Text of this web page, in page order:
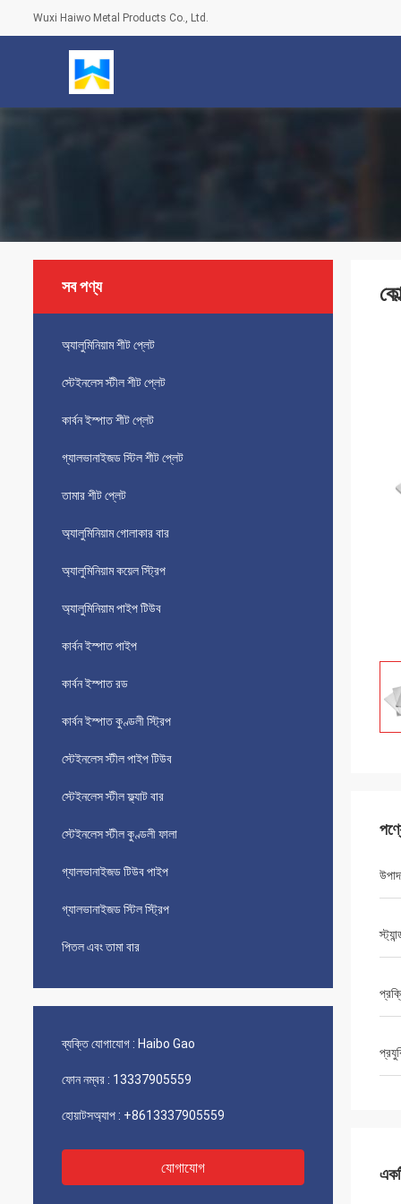
Wuxi Haiwo Metal Products Co., Ltd.
সব পণ্য
অ্যালুমিনিয়াম শীট প্লেট
স্টেইনলেস স্টীল শীট প্লেট
কার্বন ইস্পাত শীট প্লেট
গ্যালভানাইজড স্টিল শীট প্লেট
তামার শীট প্লেট
অ্যালুমিনিয়াম গোলাকার বার
অ্যালুমিনিয়াম কয়েল স্ট্রিপ
অ্যালুমিনিয়াম পাইপ টিউব
কার্বন ইস্পাত পাইপ
কার্বন ইস্পাত রড
কার্বন ইস্পাত কুণ্ডলী স্ট্রিপ
স্টেইনলেস স্টীল পাইপ টিউব
স্টেইনলেস স্টীল ফ্ল্যাট বার
স্টেইনলেস স্টীল কুণ্ডলী ফালা
গ্যালভানাইজড টিউব পাইপ
গ্যালভানাইজড স্টিল স্ট্রিপ
পিতল এবং তামা বার
ব্যক্তি যোগাযোগ : Haibo Gao
ফোন নম্বর : 13337905559
হোয়াটসঅ্যাপ : +8613337905559
যোগাযোগ